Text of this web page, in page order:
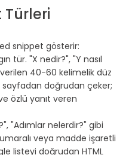
snippet gösterir:
tür. "X nedir?", "Y nasıl
verilen 40-60 kelimelik düz
doğrudan çeker;
özlü yanıt veren
"Adımlar nelerdir?" gibi
veya madde işaretli
listeyi doğrudan HTML